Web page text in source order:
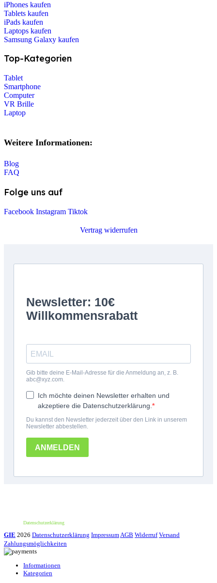
iPhones kaufen
Tablets kaufen
iPads kaufen
Laptops kaufen
Samsung Galaxy kaufen
Top-Kategorien
Tablet
Smartphone
Computer
VR Brille
Laptop
Weitere Informationen:
Blog
FAQ
Folge uns auf
Facebook Instagram Tiktok
Vertrag widerrufen
Datenschutzerklärung
GIE 2026 Datenschutzerklärung ImpressumAGB Widerruf Versand
Zahlungsmöglichkeiten
Informationen
Kategorien